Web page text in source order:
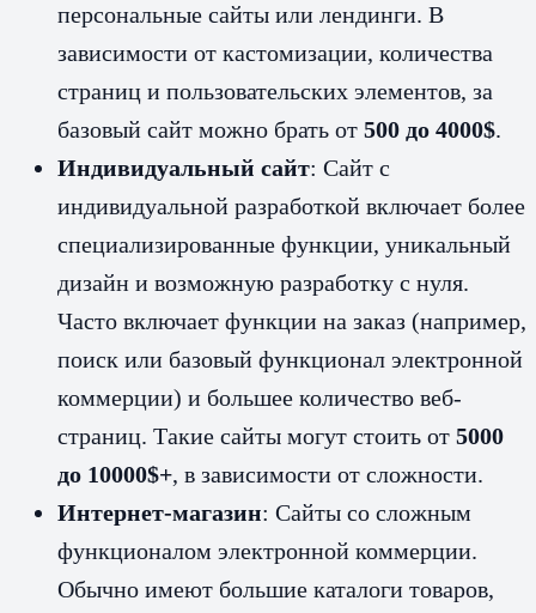
персональные сайты или лендинги. В
зависимости от кастомизации, количества
страниц и пользовательских элементов, за
базовый сайт можно брать от 500 до 4000$.
Индивидуальный сайт: Сайт с
индивидуальной разработкой включает более
специализированные функции, уникальный
дизайн и возможную разработку с нуля.
Часто включает функции на заказ (например,
поиск или базовый функционал электронной
коммерции) и большее количество веб-
страниц. Такие сайты могут стоить от 5000
до 10000$+, в зависимости от сложности.
Интернет-магазин: Сайты со сложным
функционалом электронной коммерции.
Обычно имеют большие каталоги товаров,